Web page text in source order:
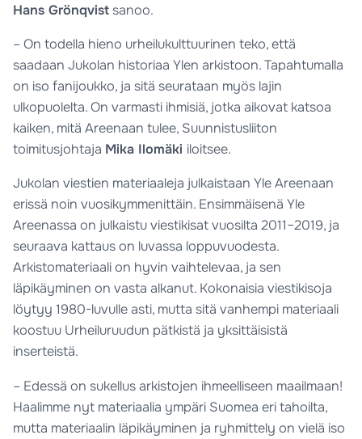
Hans Grönqvist sanoo.
– On todella hieno urheilukulttuurinen teko, että
saadaan Jukolan historiaa Ylen arkistoon. Tapahtumalla
on iso fanijoukko, ja sitä seurataan myös lajin
ulkopuolelta. On varmasti ihmisiä, jotka aikovat katsoa
kaiken, mitä Areenaan tulee, Suunnistusliiton
toimitusjohtaja Mika Ilomäki iloitsee.
Jukolan viestien materiaaleja julkaistaan Yle Areenaan
erissä noin vuosikymmenittäin. Ensimmäisenä Yle
Areenassa on julkaistu viestikisat vuosilta 2011–2019, ja
seuraava kattaus on luvassa loppuvuodesta.
Arkistomateriaali on hyvin vaihtelevaa, ja sen
läpikäyminen on vasta alkanut. Kokonaisia viestikisoja
löytyy 1980-luvulle asti, mutta sitä vanhempi materiaali
koostuu Urheiluruudun pätkistä ja yksittäisistä
inserteistä.
– Edessä on sukellus arkistojen ihmeelliseen maailmaan!
Haalimme nyt materiaalia ympäri Suomea eri tahoilta,
mutta materiaalin läpikäyminen ja ryhmittely on vielä iso